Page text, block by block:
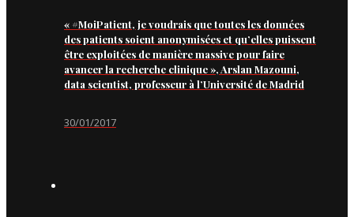
« #MoiPatient, je voudrais que toutes les données
des patients soient anonymisées et qu’elles puissent
être exploitées de manière massive pour faire
avancer la recherche clinique », Arslan Mazouni,
data scientist, professeur à l’Université de Madrid
30/01/2017